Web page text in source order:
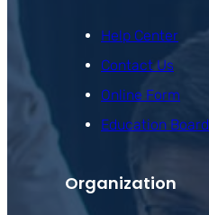
Help Center
Contact Us
Online Form
Education Board
Organization